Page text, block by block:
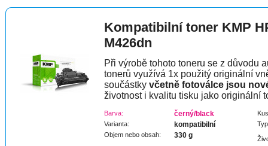
Kompatibilní toner KMP
M426dn
Při výrobě tohoto toneru se z důvodu
tonerů využívá 1x použitý originální
součástky včetně fotoválce jsou
životnost i kvalitu tisku jako originální
Barva: černý/black
Varianta: kompatibilní
Objem nebo obsah: 330 g